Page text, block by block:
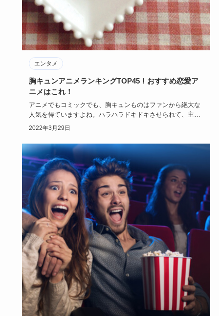
エンタメ
胸キュンアニメランキングTOP45！おすすめ恋愛ア
ニメはこれ！
アニメでもコミックでも、胸キュンものはファンから絶大な
人気を得ていますよね。ハラハラドキドキさせられて、主人
公に肩入れした…
2022年3月29日